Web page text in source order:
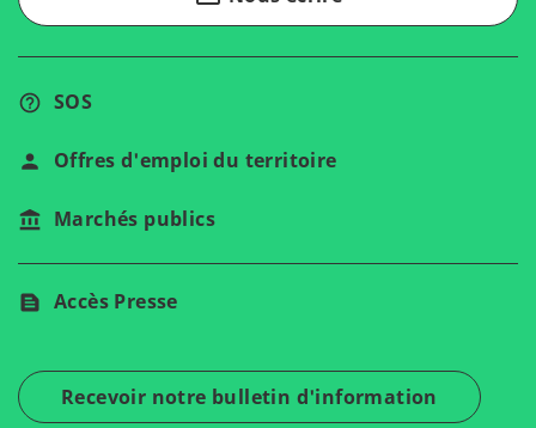
SOS
Offres d'emploi du territoire
Marchés publics
Accès Presse
Recevoir notre bulletin d'information